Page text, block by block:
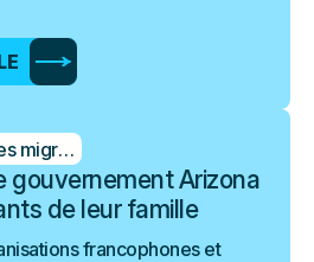
Droits des personnes migrantes
gouvernement Arizona
de leur famille
francophones et